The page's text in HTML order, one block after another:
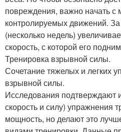
повреждения, важно начать с
контролируемых движений.
(несколько недель)
скорость, с которой его
Тренировка взрывной силы.
Сочетание тяжелых и легких
взрывной силы.
Исследования подтверждают
скорость и силу) упражнения
мощность, но делают это